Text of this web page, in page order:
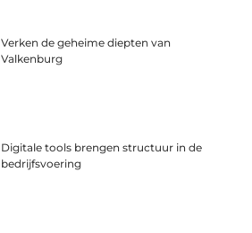
Verken de geheime diepten van
Valkenburg
Digitale tools brengen structuur in de
bedrijfsvoering